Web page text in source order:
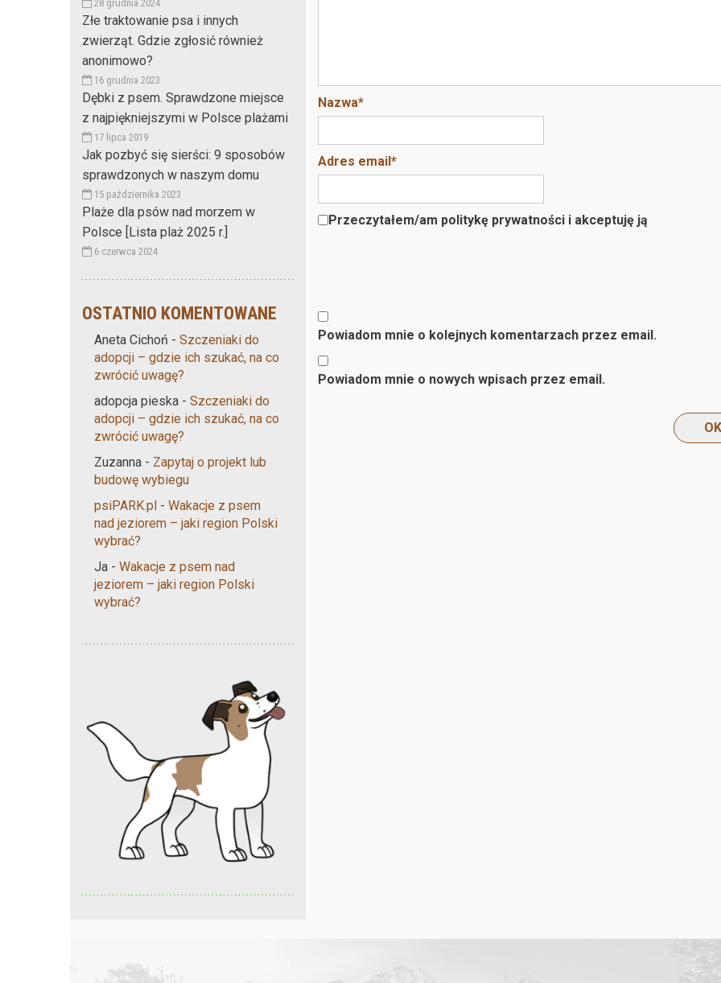
28 grudnia 2024
Złe traktowanie psa i innych
zwierząt. Gdzie zgłosić również
anonimowo?
16 grudnia 2023
Dębki z psem. Sprawdzone miejsce
z najpiękniejszymi w Polsce plażami
17 lipca 2019
Jak pozbyć się sierści: 9 sposobów
sprawdzonych w naszym domu
15 października 2023
Plaże dla psów nad morzem w
Polsce [Lista plaż 2025 r.]
6 czerwca 2024
OSTATNIO KOMENTOWANE
Aneta Cichoń - Szczeniaki do
adopcji – gdzie ich szukać, na co
zwrócić uwagę?
adopcja pieska - Szczeniaki do
adopcji – gdzie ich szukać, na co
zwrócić uwagę?
Zuzanna - Zapytaj o projekt lub
budowę wybiegu
psiPARK.pl - Wakacje z psem
nad jeziorem – jaki region Polski
wybrać?
Ja - Wakacje z psem nad
jeziorem – jaki region Polski
wybrać?
Nazwa*
Adres email*
Przeczytałem/am politykę prywatności i akceptuję ją
Powiadom mnie o kolejnych komentarzach przez email.
Powiadom mnie o nowych wpisach przez email.